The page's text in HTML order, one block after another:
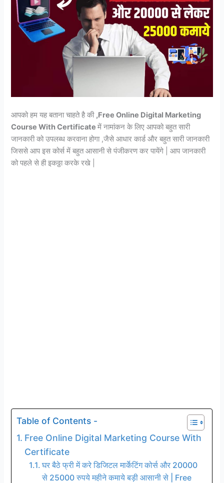
आपको हम यह बताना चाहते है की ,Free Online Digital Marketing
Course With Certificateमें नामांकन के लिए आपको बहुत सारी
जानकारी को उपलब्ध करवाना होगा ,जैसे आधार कार्ड और बहुत सारी जानकारी
जिससे आप इस कोर्स में बहुत आसानी से पंजीकरण कर पायेंगे | आप जानकारी
को पहले से ही इकठ्ठा करके रखे |
Table of Contents -
Free Online Digital Marketing Course With
Certificate
घर बैठे फ्री में करे डिजिटल मार्केटिंग कोर्स और 20000
से 25000 रुपये महीने कमाये बड़ी आसानी से | Free